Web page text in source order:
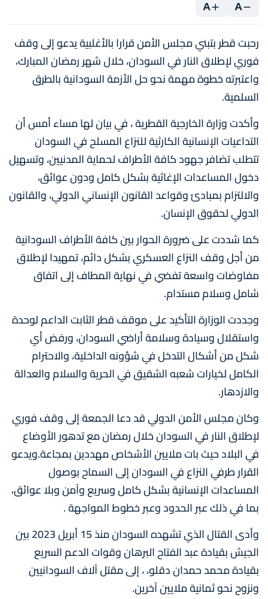
A
A
رحبت قطر بتبني مجلس الأمن قرارا بالأغلبية يدعو إلى وقف
فوري لإطلاق النار في السودان، خلال شهر رمضان المبارك،
واعتبرته خطوة مهمة نحو حل الأزمة السودانية بالطرق
السلمية.
وأكدت وزارة الخارجية القطرية ، في بيان لها مساء أمس أن
التداعيات الإنسانية الكارثية للنزاع المسلح في السودان
تتطلب تضافر جهود كافة الأطراف لحماية المدنيين، وتسهيل
دخول المساعدات الإغاثية بشكل كامل ودون عوائق،
والالتزام بمبادئ وقواعد القانون الإنساني الدولي، والقانون
الدولي لحقوق الإنسان.
كما شددت على ضرورة الحوار بين كافة الأطراف السودانية
من أجل وقف النزاع العسكري بشكل دائم، تمهيدا لإطلاق
مفاوضات واسعة تفضي في نهاية المطاف إلى اتفاق
شامل وسلام مستدام.
وجددت الوزارة التأكيد على موقف قطر الثابت الداعم لوحدة
واستقلال وسيادة وسلامة أراضي السودان، ورفض أي
شكل من أشكال التدخل في شؤونه الداخلية، والاحترام
الكامل لخيارات شعبه الشقيق في الحرية والسلام والعدالة
والازدهار.
وكان مجلس الأمن الدولي قد دعا الجمعة إلى وقف فوري
لإطلاق النار في السودان خلال رمضان مع تدهور الأوضاع
في البلاد حيث بات ملايين الأشخاص مهددين بمجاعة.ويدعو
القرار طرفي النزاع في السودان إلى السماح بوصول
المساعدات الإنسانية بشكل كامل وسريع وآمن وبلا عوائق،
بما في ذلك عبر الحدود وعبر خطوط المواجهة .
وأدى القتال الذي تشهده السودان منذ 15 أبريل 2023 بين
الجيش بقيادة عبد الفتاح البرهان وقوات الدعم السريع
بقيادة محمد حمدان دقلو، ، إلى مقتل آلاف السودانيين
ونزوح نحو ثمانية ملايين آخرين.